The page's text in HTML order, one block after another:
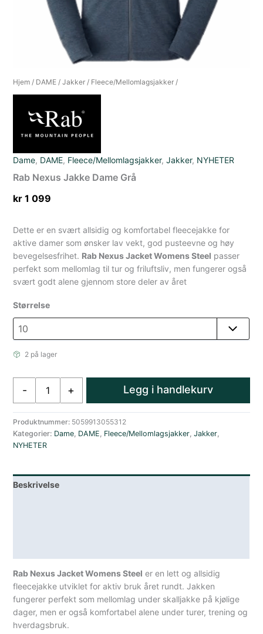
Hjem / DAME /Jakker / Fleece/Mellomlagsjakker /
Dame, DAME, Fleece/Mellomlagsjakker,Jakker, NYHETER
Rab Nexus Jakke Dame Grå
kr 1 099
Dette er en svært allsidig og komfortabel fleecejakke for
aktive damer som ønsker lav vekt, god pusteevne og høy
bevegelsesfrihet. Rab Nexus Jacket Womens Steel passer
perfekt som mellomlag til tur og friluftsliv, men fungerer også
svært godt alene gjennom store deler av året
Størrelse
2 på lager
-
Dame
Grå
antall
+ Legg i handlekurv
Produktnummer: 5059913055312
Kategorier: Dame, DAME, Fleece/Mellomlagsjakker,Jakker,
NYHETER
Beskrivelse
Rab Nexus Jacket Womens Steel er en lett og allsidig
fleecejakke utviklet for aktiv bruk året rundt. Jakken
fungerer perfekt som mellomlag under skalljakke på kjølige
dager, men er også komfortabel alene under turer, trening og
hverdagsbruk.